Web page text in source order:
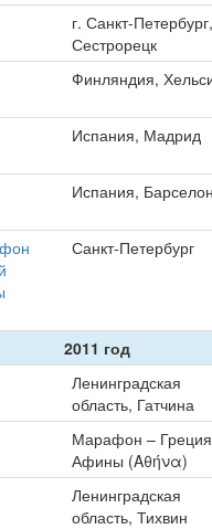
г. Санкт-Петербург,
Сестрорецк
Финляндия,
Испания, Мадрид
Испания,
Санкт-Петербург
2011 год
Ленинградская
область, Гатчина
Марафон –
Афины (Αθήνα)
Ленинградская
область, Тихвин